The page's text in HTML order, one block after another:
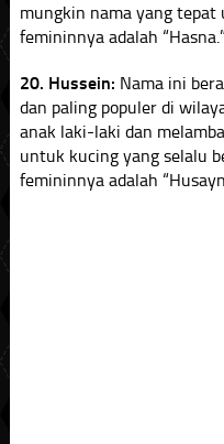
mungkin nama yang tepat
femininnya adalah
20. Hussein: Nama ini
dan paling populer di
anak laki-laki dan
untuk kucing yang selalu
femininnya adalah